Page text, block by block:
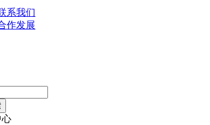
系我们
作发展
心